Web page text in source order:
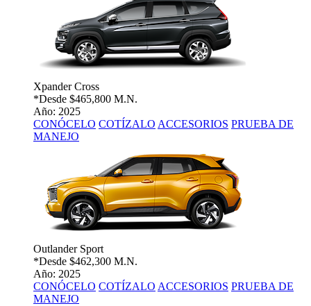
Xpander Cross
*Desde $465,800 M.N.
Año: 2025
CONÓCELO COTÍZALO ACCESORIOS PRUEBA DE
MANEJO
Outlander Sport
*Desde $462,300 M.N.
Año: 2025
CONÓCELO COTÍZALO ACCESORIOS PRUEBA DE
MANEJO